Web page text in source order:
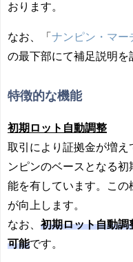
おります。
なお、「 ナンピン・マー
の最下部にて補足説明を
特徴的な機能
初期ロット自動調整
取引により証拠金が増
ンピンのベースとなる
能を有しています。こ
が向上します。
なお、 初期ロット自動調
可能です。